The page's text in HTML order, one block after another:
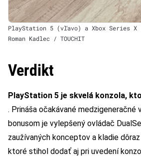
PlayStation 5 (vľavo) a Xbox Series
Roman Kadlec / TOUCHIT
Verdikt
PlayStation 5 je skvelá konzola,
. Prináša očakávané medzigeneračné
bonusom je vylepšený ovládač
zaužívaných konceptov a kladie
ktoré stihol dodať aj pri uvedení